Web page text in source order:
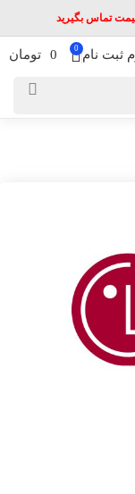
تماس بگیرید
ثبت نام 0
0 تومان